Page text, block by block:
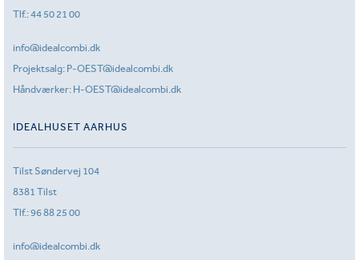
Tlf.:44 50 21 00
info@idealcombi.dk
Projektsalg: P-OEST@idealcombi.dk
Håndværker: H-OEST@idealcombi.dk
IDEALHUSET AARHUS
Tilst Søndervej 104
8381 Tilst
Tlf.:96 88 25 00
info@idealcombi.dk